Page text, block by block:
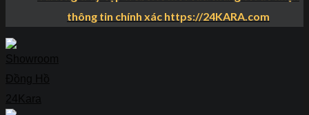
thông tin chính xác https://24KARA.com